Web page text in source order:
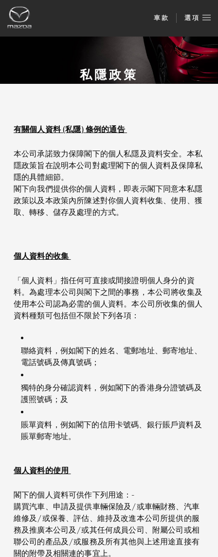
車款 選項
私隱政策
有關個人資料 (私隱) 條例的通告
本公司承諾致力保障閣下的個人私隱及資料安全。本私
隱政策旨在說明本公司對處理閣下的個人資料及保障私
隱的具體細節。
閣下向我們提供你的個人資料，即表示閣下同意本私隱
政策以及本政策內所陳述對你個人資料收集、使用、獲
取、轉移、儲存及處理的方式。
個人資料的收集
「個人資料」指任何可直接或間接證明個人身分的資
料。為處理本公司與閣下之間的事務，本公司將收集及
使用本公司認為必需的個人資料。本公司所收集的個人
資料種類可包括但不限於下列各項：
聯絡資料，例如閣下的姓名、電郵地址、郵寄地址、
電話號碼及傳真號碼；
獨特的身分確認資料，例如閣下的香港身分證號碼及
護照號碼；及
賬單資料，例如閣下的信用卡號碼、銀行賬戶資料及
賬單郵寄地址。
個人資料的使用
閣下的個人資料可供作下列用途：-
購買汽車、申請及提供車輛保險及/或車輛財務、汽車
維修及/或保養、評估、維持及改進本公司所提供的服
務及推廣本公司及/或其任何成員公司、附屬公司或相
聯公司的產品及/或服務及所有其他與上述用途直接有
關的附帶及相關連的事宜上。